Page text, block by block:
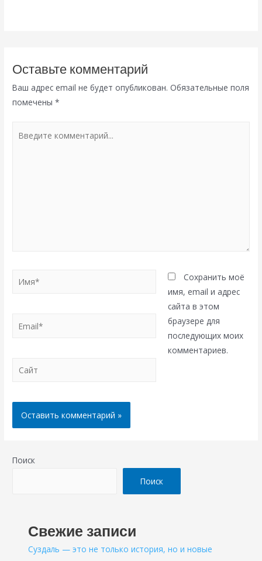
Оставьте комментарий
Ваш адрес email не будет опубликован. Обязательные поля
помечены*
комментарий...
Имя*
Сайт
Сохранить моё
имя, email и адрес
сайта в этом
браузере для
последующих моих
комментариев.
Поиск
Поиск
Свежие записи
Суздаль — это не только история, но и новые